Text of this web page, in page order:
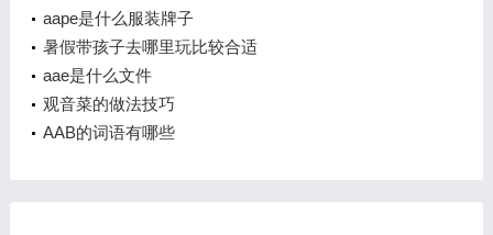
aape是什么服装牌子
暑假带孩子去哪里玩比较合适
aae是什么文件
观音菜的做法技巧
AAB的词语有哪些